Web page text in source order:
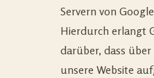
Servern von
Hierdurch erlangt
darüber, dass
unsere Website